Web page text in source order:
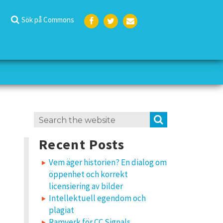
Sök på Commons
k
Search
Recent Posts
Vem äger historien? En dialog om
öppenhet och korrekt
licensiering av bilder
Intellektuell egendom och
plagiat